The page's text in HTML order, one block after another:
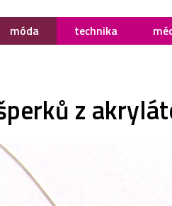
móda technika
z